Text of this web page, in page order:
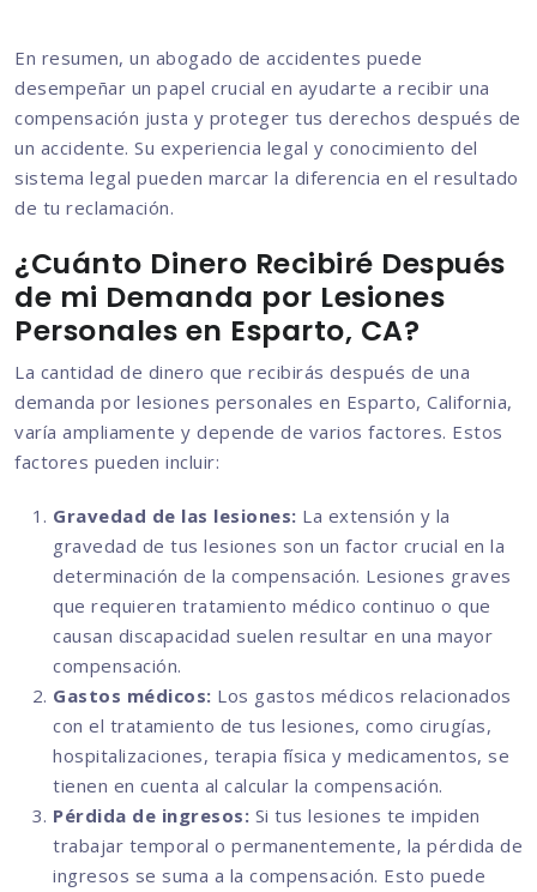
En resumen, un abogado de accidentes puede
desempeñar un papel crucial en ayudarte a recibir una
compensación justa y proteger tus derechos después de
un accidente. Su experiencia legal y conocimiento del
sistema legal pueden marcar la diferencia en el resultado
de tu reclamación.
¿Cuánto Dinero Recibiré Después
de mi Demanda por Lesiones
Personales en Esparto, CA?
La cantidad de dinero que recibirás después de una
demanda por lesiones personales en Esparto, California,
varía ampliamente y depende de varios factores. Estos
factores pueden incluir:
Gravedad de las lesiones: La extensión y la
gravedad de tus lesiones son un factor crucial en la
determinación de la compensación. Lesiones graves
que requieren tratamiento médico continuo o que
causan discapacidad suelen resultar en una mayor
compensación.
Gastos médicos: Los gastos médicos relacionados
con el tratamiento de tus lesiones, como cirugías,
hospitalizaciones, terapia física y medicamentos, se
tienen en cuenta al calcular la compensación.
Pérdida de ingresos: Si tus lesiones te impiden
trabajar temporal o permanentemente, la pérdida de
ingresos se suma a la compensación. Esto puede